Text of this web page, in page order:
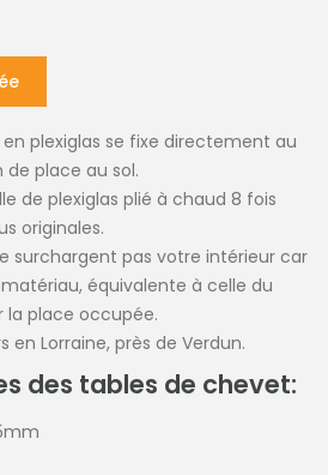
plexiglas se fixe directement au
place au sol.
de plexiglas plié à chaud 8 fois
originales.
surchargent pas votre intérieur car
équivalente à celle du
la place occupée.
en Lorraine, près de Verdun.
des tables de chevet: